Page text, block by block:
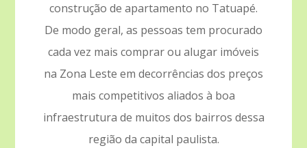
construção de apartamento no Tatuapé.
De modo geral, as pessoas tem procurado
cada vez mais comprar ou alugar imóveis
na Zona Leste em decorrências dos preços
mais competitivos aliados à boa
infraestrutura de muitos dos bairros dessa
região da capital paulista.